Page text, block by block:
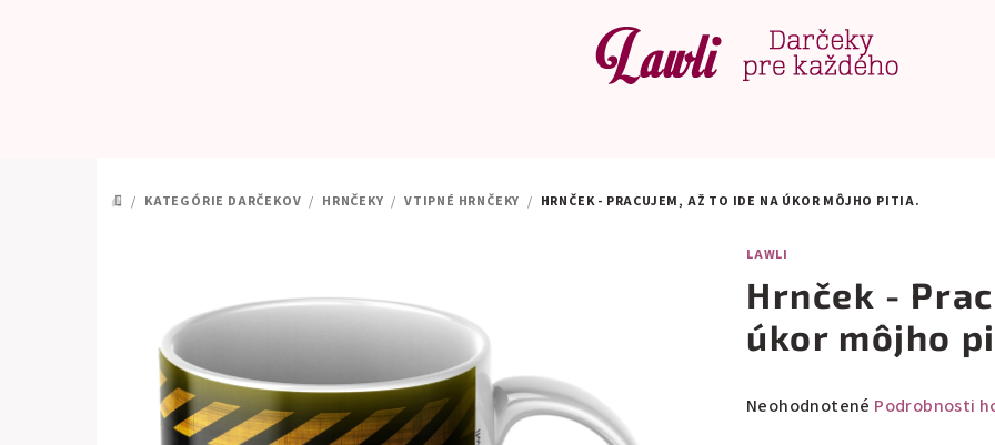
DOMOV
/ KATEGÓRIE DARČEKOV / HRNČEKY / VTIPNÉ HRNČEKY / HRNČEK - PRACUJEM, AŽ TO IDE NA ÚKOR MÔJHO PITIA.
LAWLI
Hrnček -
úkor môjho
Priemerné
Neohodnotené Podrobnosti